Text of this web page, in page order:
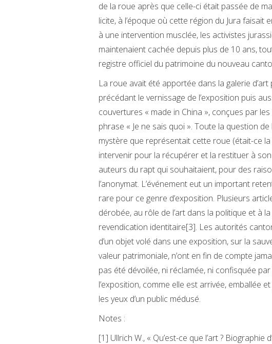
de la roue après que celle-ci était passée de
licite, à l’époque où cette région du Jura
à une intervention musclée, les activistes
maintenaient cachée depuis plus de 10 ans,
registre officiel du patrimoine du nouveau
La roue avait été apportée dans la galerie
précédant le vernissage de l’exposition puis
couvertures « made in China », conçues par
phrase « Je ne sais quoi ». Toute la question
mystère que représentait cette roue (était-ce la
intervenir pour la récupérer et la restituer à
auteurs du rapt qui souhaitaient, pour des
l’anonymat. L’événement eut un important
rare pour ce genre d’exposition. Plusieurs
dérobée, au rôle de l’art dans la politique et à
revendication identitaire[3]. Les autorités
d’un objet volé dans une exposition, sur la
valeur patrimoniale, n’ont en fin de compte
pas été dévoilée, ni réclamée, ni confisquée
l’exposition, comme elle est arrivée, emballée
les yeux d’un public médusé.
Notes :
[1] Ullrich W., « Qu’est-ce que l’art ?